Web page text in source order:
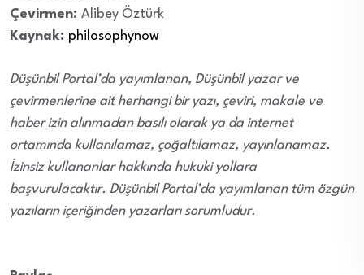
Çevirmen: Alibey Öztürk
Kaynak: philosophynow
Düşünbil Portal’da yayımlanan, Düşünbil yazar ve
çevirmenlerine ait herhangi bir yazı, çeviri, makale ve
haber izin alınmadan basılı olarak ya da internet
ortamında kullanılamaz, çoğaltılamaz, yayınlanamaz.
İzinsiz kullananlar hakkında hukuki yollara
başvurulacaktır. Düşünbil Portal’da yayımlanan tüm özgün
yazıların içeriğinden yazarları sorumludur.